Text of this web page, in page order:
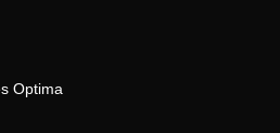
Optima